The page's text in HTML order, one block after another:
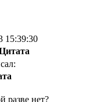
15:39:30
разве нет?